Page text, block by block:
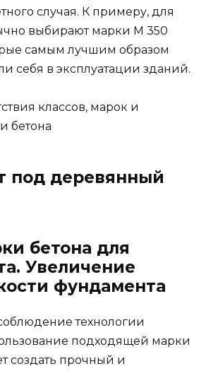
случая. К примеру, для
выбирают марки М 350
самым лучшим образом
себя в эксплуатации зданий.
классов, марок и
бетона
под деревянный
бетона для
Увеличение
фундамента
технологии
подходящей марки
создать прочный и